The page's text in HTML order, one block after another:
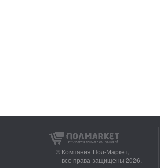
© Компания Пол-Маркет,
все права защищены 2026.